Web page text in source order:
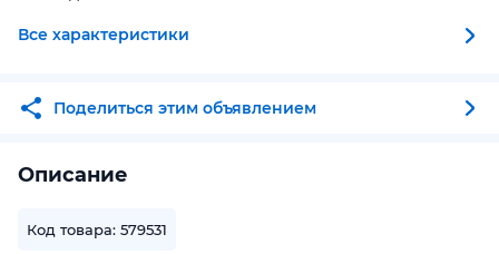
Все характеристики
Поделиться этим объявлением
Описание
Код товара: 579531